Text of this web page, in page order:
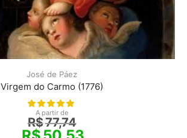
José de Páez
Virgem do Carmo (1776)
A partir de
R$77,74